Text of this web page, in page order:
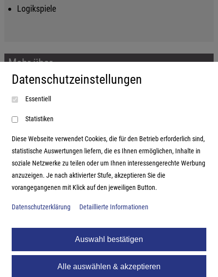
Logikspiele
Mehr über...
Impressum
AGB
Datenschutzerklärung
Adresse
Hutter Trade GmbH + Co KG
Bgm.-Landmann-Platz 1-5
Datenschutzeinstellungen
Essentiell
Statistiken
Diese Webseite verwendet Cookies, die für den Betrieb erforderlich sind,
statistische Auswertungen liefern, die es Ihnen ermöglichen, Inhalte in
soziale Netzwerke zu teilen oder um Ihnen interessengerechte Werbung
anzuzeigen. Je nach aktivierter Stufe, akzeptieren Sie die
vorangegangenen mit Klick auf den jeweiligen Button.
Datenschutzerklärung Detaillierte Informationen
Auswahl bestätigen
Alle auswählen & akzeptieren